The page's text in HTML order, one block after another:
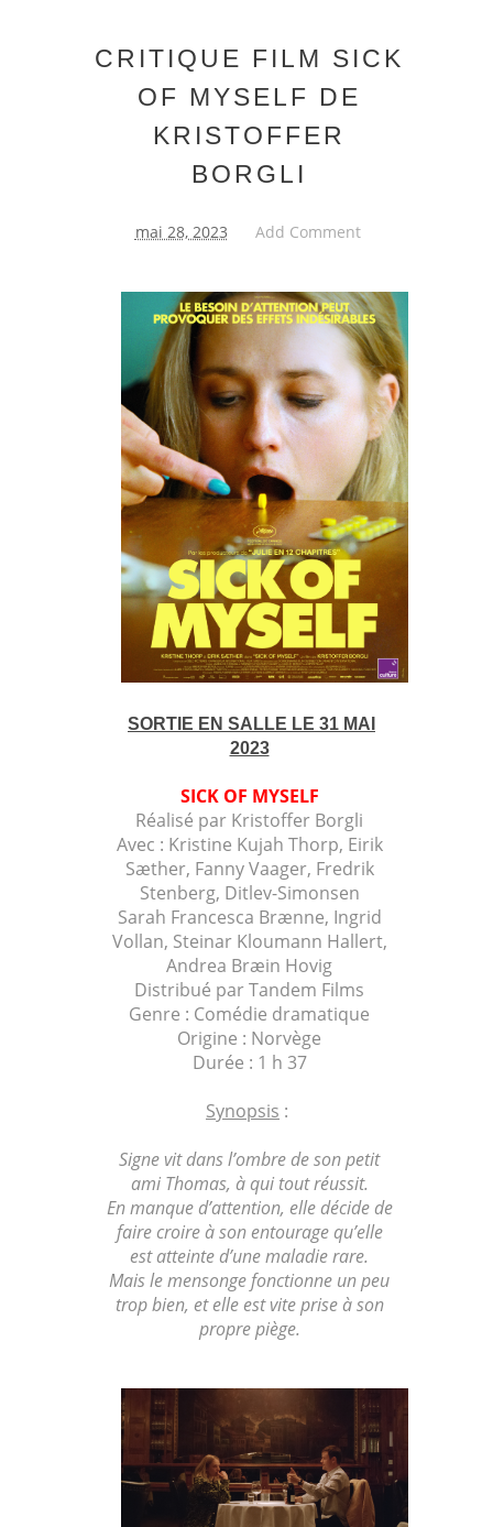
CRITIQUE FILM SICK
OF MYSELF DE
KRISTOFFER
BORGLI
mai 28, 2023 Add Comment
SORTIE EN SALLE LE 31 MAI
2023
SICK OF MYSELF
Réalisé par Kristoffer Borgli
Avec : Kristine Kujah Thorp, Eirik
Sæther, Fanny Vaager, Fredrik
Stenberg, Ditlev-Simonsen
Sarah Francesca Brænne, Ingrid
Vollan, Steinar Kloumann Hallert,
Andrea Bræin Hovig
Distribué par Tandem Films
Genre : Comédie dramatique
Origine : Norvège
Durée : 1 h 37
Synopsis :
Signe vit dans l’ombre de son petit
ami Thomas, à qui tout réussit.
En manque d’attention, elle décide de
faire croire à son entourage qu’elle
est atteinte d’une maladie rare.
Mais le mensonge fonctionne un peu
trop bien, et elle est vite prise à son
propre piège.